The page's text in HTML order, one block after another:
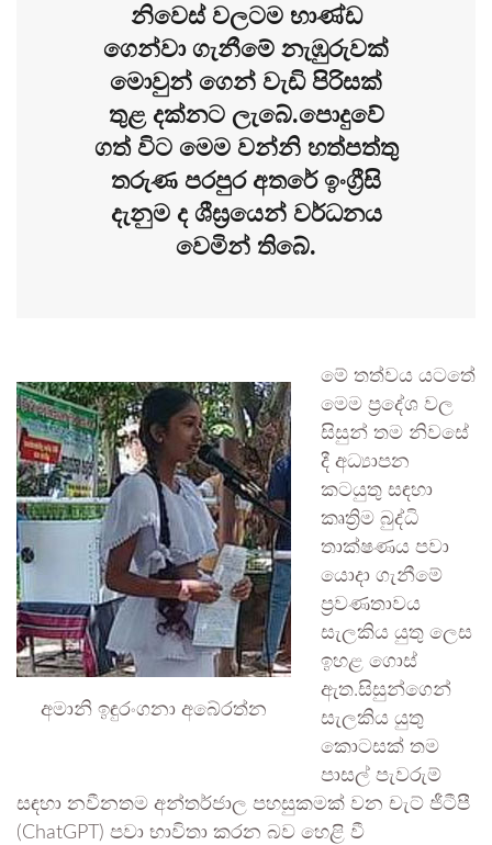
නිවෙස් වලටම භාණ්ඩ
ගෙන්වා ගැනීමේ නැඹුරුවක්
මොවුන් ගෙන් වැඩි පිරිසක්
තුළ දක්නට ලැබේ.පොදුවේ
ගත් විට මෙම වන්නි හත්පත්තු
තරුණ පරපුර අතරේ ඉංග්‍රීසි
දැනුම ද ශීඝ්‍රයෙන් වර්ධනය
වෙමින් තිබේ.
අමානි ඉඳුරංගනා අබේරත්න
මේ තත්වය යටතේ
මෙම ප්‍රදේශ වල
සිසුන් තම නිවසේ
දී අධ්‍යාපන
කටයුතු සඳහා
කෘත්‍රිම බුද්ධි
තාක්ෂණය පවා
යොදා ගැනීමේ
ප්‍රවණතාවය
සැලකිය යුතු ලෙස
ඉහළ ගොස්
ඇත.සිසුන්ගෙන්
සැලකිය යුතු
කොටසක් තම
පාසල් පැවරුම්
සඳහා නවීනතම අන්තර්ජාල පහසුකමක් වන චැට් ජීටීපී
(ChatGPT) පවා භාවිතා කරන බව හෙළි වී